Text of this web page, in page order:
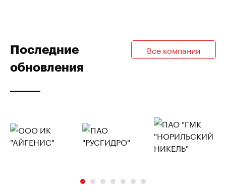
Последние
обновления
Все компании